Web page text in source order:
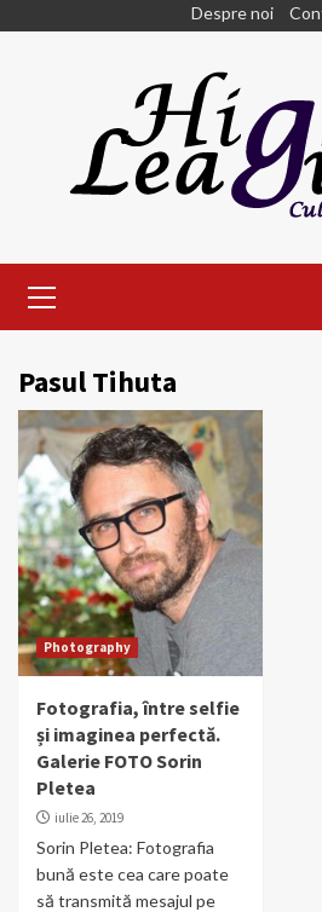
Despre noi
Menu
Pasul Tihuta
Photography
Fotografia, între selfie
și imaginea perfectă.
Galerie FOTO Sorin
Pletea
iulie 26, 2019
Sorin Pletea: Fotografia
bună este cea care poate
să transmită mesajul pe